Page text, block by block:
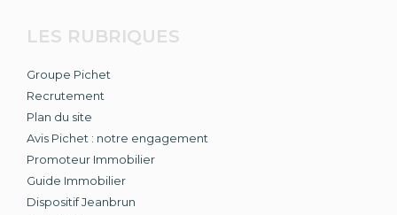
LES RUBRIQUES
Groupe Pichet
Recrutement
Plan du site
Avis Pichet : notre engagement
Promoteur Immobilier
Guide Immobilier
Dispositif Jeanbrun